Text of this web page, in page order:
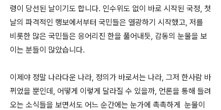
령이 당선된 날이기도 합니다. 인수위도 없이 바로 시작된 국정, 첫
날의 파격적인 행보에서부터 국민들은 열광하기 시작했고, 저를
비롯한 많은 국민들은 응어리진 한을 풀어내듯, 감동의 눈물을 보
이는 분들이 많았습니다.
이제야 정말 나라다운 나라, 정의가 바로서는 나라, 그저 한사람 바
뀌었을 뿐인데, 어떻게 이렇게 달라질 수 있을까, 언론을 통해 들려
오는 소식들을 보면서도 어느 순간에는 눈가에 촉촉하게 눈물이